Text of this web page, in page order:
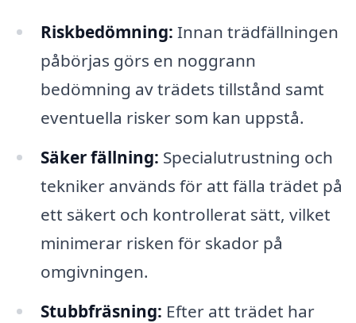
Riskbedömning: Innan trädfällningen
påbörjas görs en noggrann
bedömning av trädets tillstånd samt
eventuella risker som kan uppstå.
Säker fällning: Specialutrustning och
tekniker används för att fälla trädet på
ett säkert och kontrollerat sätt, vilket
minimerar risken för skador på
omgivningen.
Stubbfräsning: Efter att trädet har